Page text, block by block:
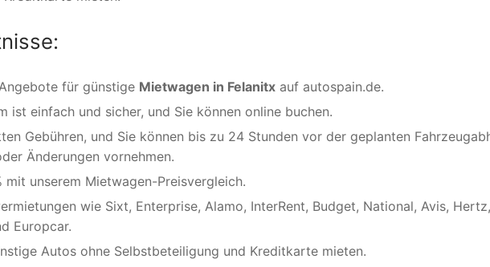
für günstige Mietwagen in Felanitx auf autospain.de.
ist einfach und sicher, und Sie können online buchen.
Gebühren, und Sie können bis zu 24 Stunden vor der geplanten
Änderungen vornehmen.
mit unserem Mietwagen-Preisvergleich.
wie Sixt, Enterprise, Alamo, InterRent, Budget, National, Avis, Hertz,
Europcar.
Autos ohne Selbstbeteiligung und Kreditkarte mieten.